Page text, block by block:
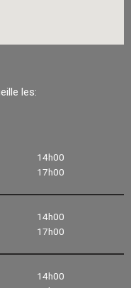
les:
14h00
17h00
14h00
17h00
14h00